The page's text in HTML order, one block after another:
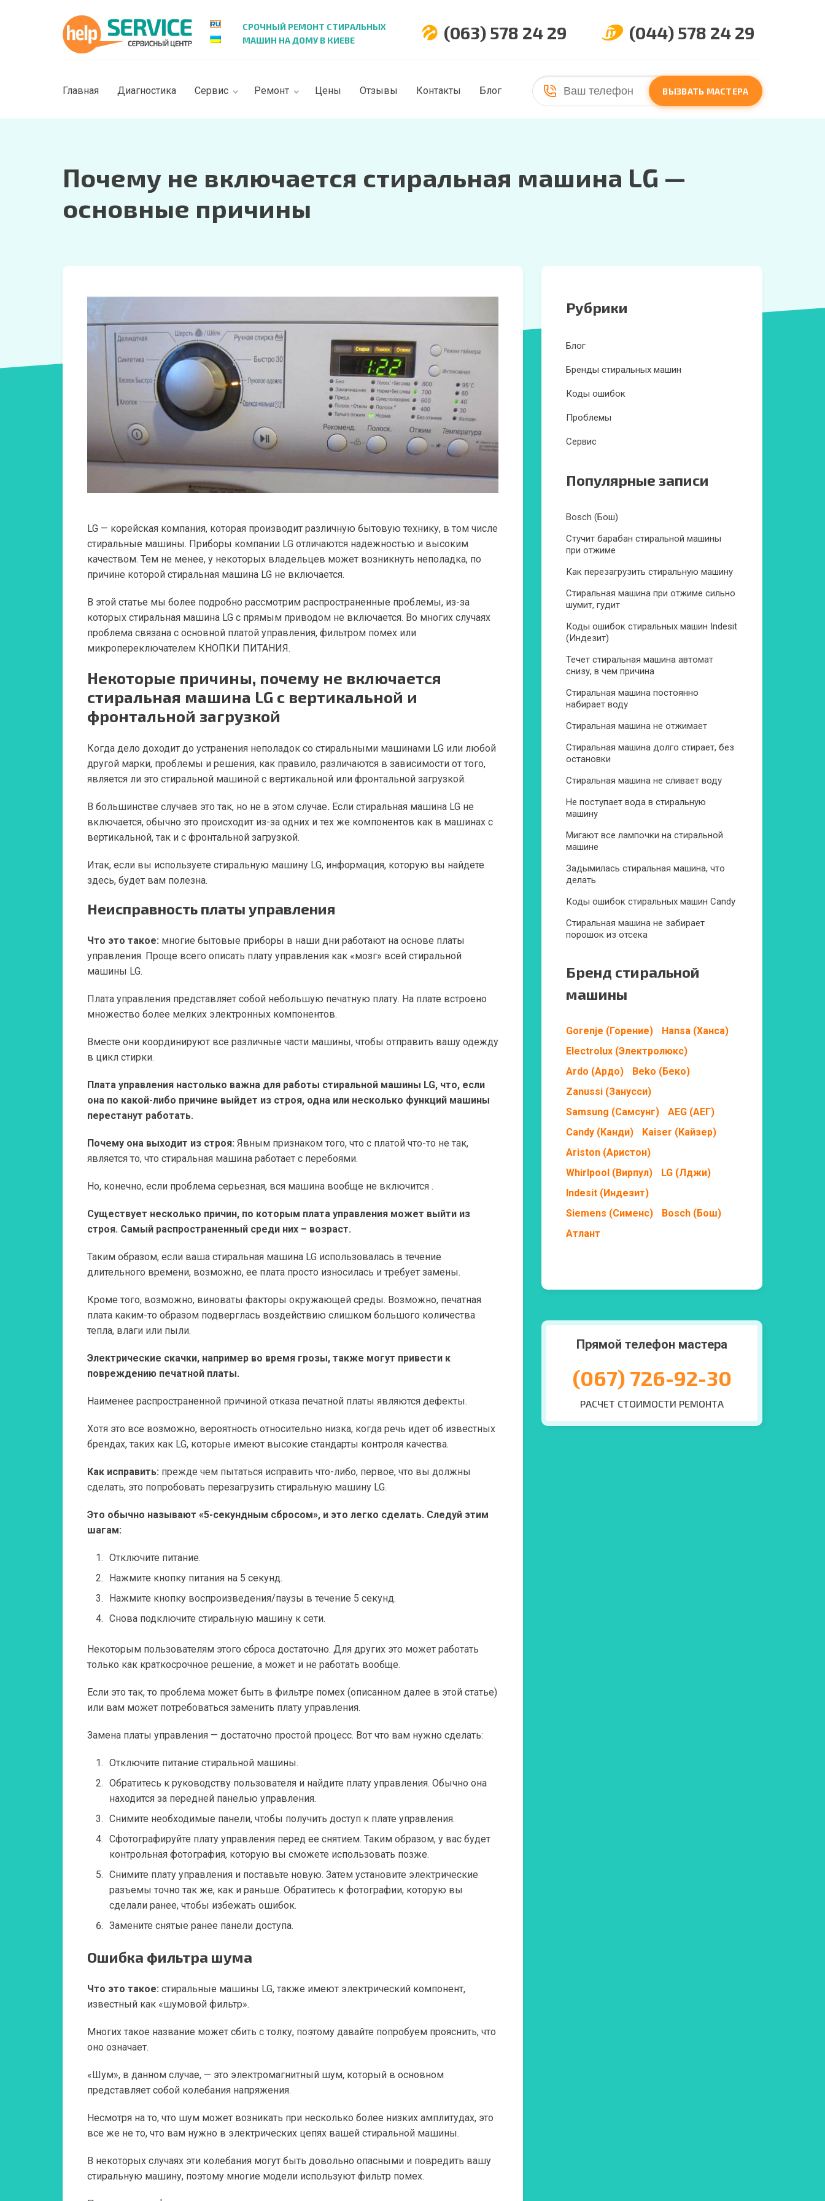
СРОЧНЫЙ РЕМОНТ СТИРАЛЬНЫХ
МАШИН НА ДОМУ В КИЕВЕ
(063) 578 24 29 (044) 578 24 29
Главная Диагностика Сервис Ремонт Цены Отзывы Контакты Блог ВЫЗВАТЬ МАСТЕРА
Почему не включается стиральная машина LG —
основные причины
LG — корейская компания, которая производит различную бытовую технику, в том числе
стиральные машины. Приборы компании LG отличаются надежностью и высоким
качеством. Тем не менее, у некоторых владельцев может возникнуть неполадка, по
причине которой стиральная машина LG не включается.
В этой статье мы более подробно рассмотрим распространенные проблемы, из-за
которых стиральная машина LG с прямым приводом не включается. Во многих случаях
проблема связана с основной платой управления, фильтром помех или
микропереключателем КНОПКИ ПИТАНИЯ.
Некоторые причины, почему не включается
стиральная машина LG с вертикальной и
фронтальной загрузкой
Когда дело доходит до устранения неполадок со стиральными машинами LG или любой
другой марки, проблемы и решения, как правило, различаются в зависимости от того,
является ли это стиральной машиной с вертикальной или фронтальной загрузкой.
В большинстве случаев это так, но не в этом случае. Если стиральная машина LG не
включается, обычно это происходит из-за одних и тех же компонентов как в машинах с
вертикальной, так и с фронтальной загрузкой.
Итак, если вы используете стиральную машину LG, информация, которую вы найдете
здесь, будет вам полезна.
Неисправность платы управления
Что это такое: многие бытовые приборы в наши дни работают на основе платы
управления. Проще всего описать плату управления как «мозг» всей стиральной
машины LG.
Плата управления представляет собой небольшую печатную плату. На плате встроено
множество более мелких электронных компонентов.
Вместе они координируют все различные части машины, чтобы отправить вашу одежду
в цикл стирки.
Плата управления настолько важна для работы стиральной машины LG, что, если
она по какой-либо причине выйдет из строя, одна или несколько функций машины
перестанут работать.
Почему она выходит из строя: Явным признаком того, что с платой что-то не так,
является то, что стиральная машина работает с перебоями.
Но, конечно, если проблема серьезная, вся машина вообще не включится .
Существует несколько причин, по которым плата управления может выйти из
строя. Самый распространенный среди них – возраст.
Таким образом, если ваша стиральная машина LG использовалась в течение
длительного времени, возможно, ее плата просто износилась и требует замены.
Кроме того, возможно, виноваты факторы окружающей среды. Возможно, печатная
плата каким-то образом подверглась воздействию слишком большого количества
тепла, влаги или пыли.
Электрические скачки, например во время грозы, также могут привести к
повреждению печатной платы.
Наименее распространенной причиной отказа печатной платы являются дефекты.
Хотя это все возможно, вероятность относительно низка, когда речь идет об известных
брендах, таких как LG, которые имеют высокие стандарты контроля качества.
Как исправить: прежде чем пытаться исправить что-либо, первое, что вы должны
сделать, это попробовать перезагрузить стиральную машину LG.
Это обычно называют «5-секундным сбросом», и это легко сделать. Следуй этим
шагам:
Отключите питание.
Нажмите кнопку питания на 5 секунд.
Нажмите кнопку воспроизведения/паузы в течение 5 секунд.
Снова подключите стиральную машину к сети.
Некоторым пользователям этого сброса достаточно. Для других это может работать
только как краткосрочное решение, а может и не работать вообще.
Если это так, то проблема может быть в фильтре помех (описанном далее в этой статье)
или вам может потребоваться заменить плату управления.
Замена платы управления — достаточно простой процесс. Вот что вам нужно сделать:
Отключите питание стиральной машины.
Обратитесь к руководству пользователя и найдите плату управления. Обычно она
находится за передней панелью управления.
Снимите необходимые панели, чтобы получить доступ к плате управления.
Сфотографируйте плату управления перед ее снятием. Таким образом, у вас будет
контрольная фотография, которую вы сможете использовать позже.
Снимите плату управления и поставьте новую. Затем установите электрические
разъемы точно так же, как и раньше. Обратитесь к фотографии, которую вы
сделали ранее, чтобы избежать ошибок.
Замените снятые ранее панели доступа.
Ошибка фильтра шума
Что это такое: стиральные машины LG, также имеют электрический компонент,
известный как «шумовой фильтр».
Многих такое название может сбить с толку, поэтому давайте попробуем прояснить, что
оно означает.
«Шум», в данном случае, — это электромагнитный шум, который в основном
представляет собой колебания напряжения.
Несмотря на то, что шум может возникать при несколько более низких амплитудах, это
все же не то, что вам нужно в электрических цепях вашей стиральной машины.
В некоторых случаях эти колебания могут быть довольно опасными и повредить вашу
стиральную машину, поэтому многие модели используют фильтр помех.
Рубрики
Блог
Бренды стиральных машин
Коды ошибок
Проблемы
Сервис
Популярные записи
Bosch (Бош)
Стучит барабан стиральной машины
при отжиме
Как перезагрузить стиральную машину
Стиральная машина при отжиме сильно
шумит, гудит
Коды ошибок стиральных машин Indesit
(Индезит)
Течет стиральная машина автомат
снизу, в чем причина
Стиральная машина постоянно
набирает воду
Стиральная машина не отжимает
Стиральная машина долго стирает, без
остановки
Стиральная машина не сливает воду
Не поступает вода в стиральную
машину
Мигают все лампочки на стиральной
машине
Задымилась стиральная машина, что
делать
Коды ошибок стиральных машин Candy
Стиральная машина не забирает
порошок из отсека
Бренд стиральной
машины
Gorenje (Горение)
Hansa (Ханса)
Electrolux (Электролюкс)
Ardo (Ардо)
Beko (Беко)
Zanussi (Занусси)
Samsung (Самсунг)
AEG (АЕГ)
Candy (Канди)
Kaiser (Кайзер)
Ariston (Аристон)
Whirlpool (Вирпул)
LG (Лджи)
Indesit (Индезит)
Siemens (Сименс)
Bosch (Бош)
Атлант
Прямой телефон мастера
(067) 726-92-30
РАСЧЕТ СТОИМОСТИ РЕМОНТА